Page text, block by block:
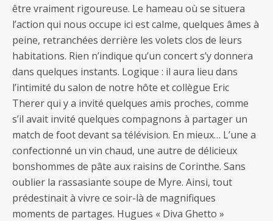
être vraiment rigoureuse. Le hameau où se situera
l’action qui nous occupe ici est calme, quelques âmes à
peine, retranchées derrière les volets clos de leurs
habitations. Rien n’indique qu’un concert s’y donnera
dans quelques instants. Logique : il aura lieu dans
l’intimité du salon de notre hôte et collègue Eric
Therer qui y a invité quelques amis proches, comme
s’il avait invité quelques compagnons à partager un
match de foot devant sa télévision. En mieux… L’une a
confectionné un vin chaud, une autre de délicieux
bonshommes de pâte aux raisins de Corinthe. Sans
oublier la rassasiante soupe de Myre. Ainsi, tout
prédestinait à vivre ce soir-là de magnifiques
moments de partages. Hugues « Diva Ghetto »